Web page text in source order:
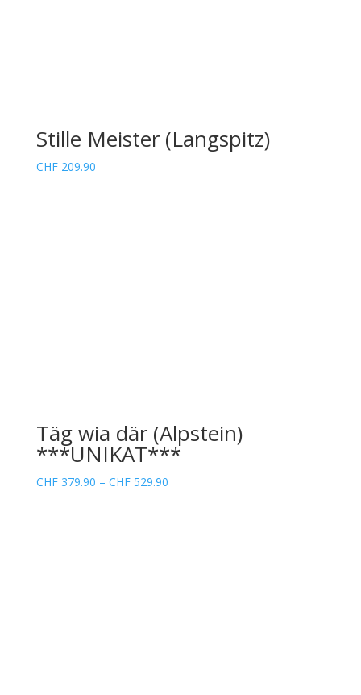
Stille Meister (Langspitz)
CHF209.90
Täg wia där (Alpstein)
***UNIKAT***
CHF379.90 – CHF529.90Preisspanne: